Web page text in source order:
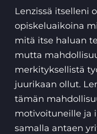
Lenzissä itselleni
opiskeluaikoina
mitä itse haluan
mutta
merkityksellistä
juurikaan ollut.
tämän
motivoituneille ja
samalla antaen